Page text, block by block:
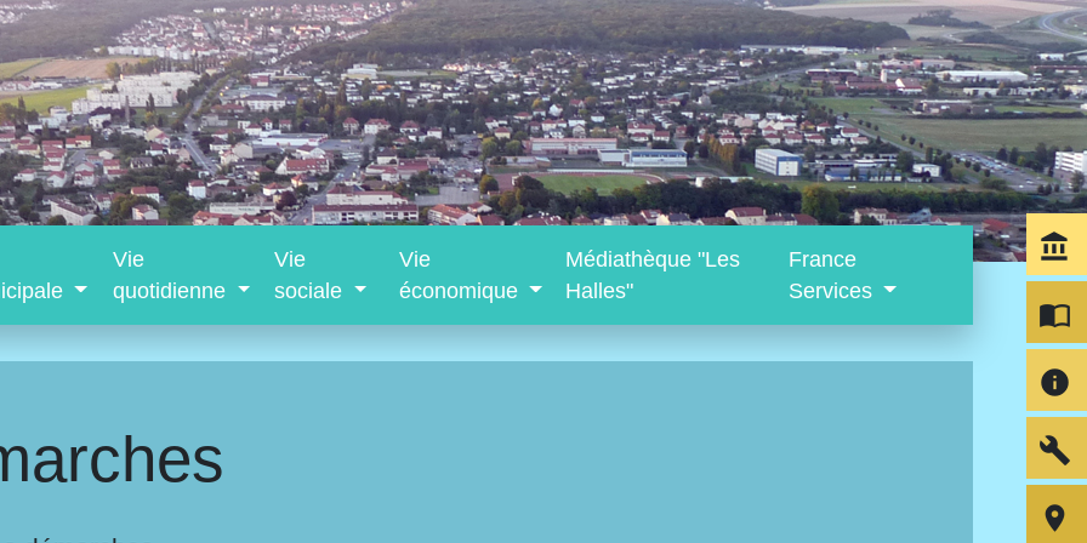
Vie
quotidienne
Vie
sociale
Vie
économique
Médiathèque "Les
Halles"
France
Services
account_balance
import_contacts
info
build
room